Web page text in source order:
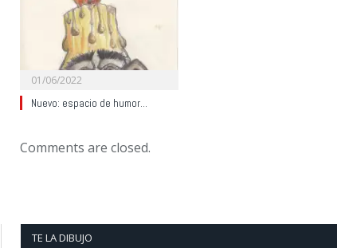
01/06/2022
Nuevo: espacio de humor…
Comments are closed.
TE LA DIBUJO